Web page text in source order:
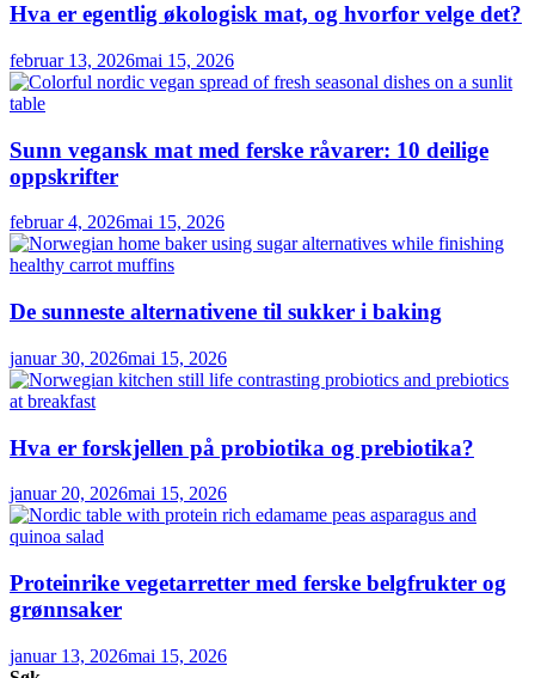
Hva er egentlig økologisk mat, og hvorfor velge det?
februar 13, 2026mai 15, 2026
Sunn vegansk mat med ferske råvarer: 10 deilige
oppskrifter
februar 4, 2026mai 15, 2026
De sunneste alternativene til sukker i baking
januar 30, 2026mai 15, 2026
Hva er forskjellen på probiotika og prebiotika?
januar 20, 2026mai 15, 2026
Proteinrike vegetarretter med ferske belgfrukter og
grønnsaker
januar 13, 2026mai 15, 2026